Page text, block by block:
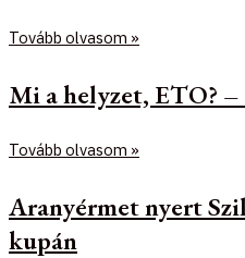
Tovább olvasom »
Mi a helyzet, ETO?
Tovább olvasom »
Aranyérmet nyert
kupán